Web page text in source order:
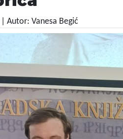
| Autor: Vanesa Begić